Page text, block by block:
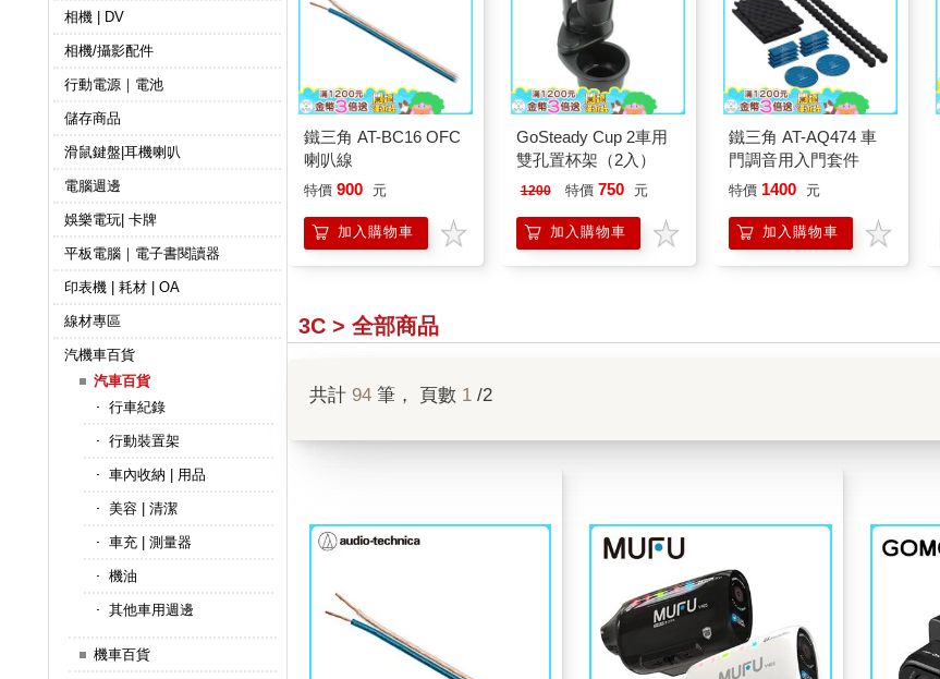
相機 | DV
相機/攝影配件
行動電源｜電池
儲存商品
滑鼠鍵盤|耳機喇叭
電腦週邊
娛樂電玩| 卡牌
平板電腦｜電子書閱讀器
印表機 | 耗材 | OA
線材專區
汽機車百貨
汽車百貨
行車紀錄
行動裝置架
車內收納 | 用品
美容 | 清潔
車充 | 測量器
機油
其他車用週邊
機車百貨
鐵三角 AT-BC16 OFC
喇叭線
特價 900 元
加入購物車
GoSteady Cup 2車用
雙孔置杯架（2入）
1200 特價 750 元
加入購物車
鐵三角 AT-AQ474 車
門調音用入門套件
特價 1400 元
加入購物車
3C > 全部商品
共計 94 筆， 頁數 1 /2